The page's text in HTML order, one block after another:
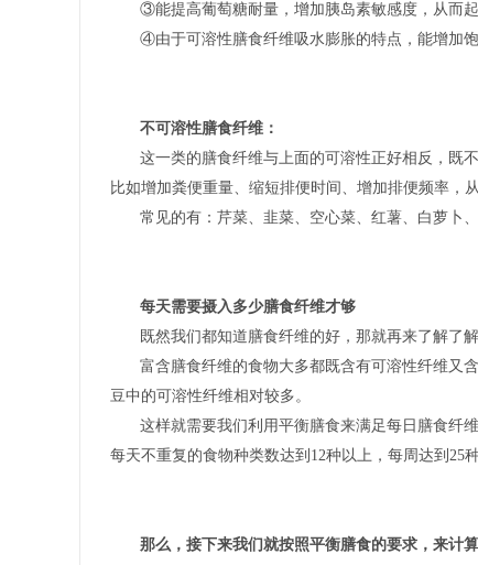
③能提高葡萄糖耐量，增加胰岛素敏感度，从而
④由于可溶性膳食纤维吸水膨胀的特点，能增加
不可溶性膳食纤维：
这一类的膳食纤维与上面的可溶性正好相反，既
比如增加粪便重量、缩短排便时间、增加排便频率，
常见的有：芹菜、韭菜、空心菜、红薯、白萝卜
每天需要摄入多少膳食纤维才够
既然我们都知道膳食纤维的好，那就再来了解了
富含膳食纤维的食物大多都既含有可溶性纤维又
豆中的可溶性纤维相对较多。
这样就需要我们利用平衡膳食来满足每日膳食纤
每天不重复的食物种类数达到12种以上，每周达到25
那么，接下来我们就按照平衡膳食的要求，来计